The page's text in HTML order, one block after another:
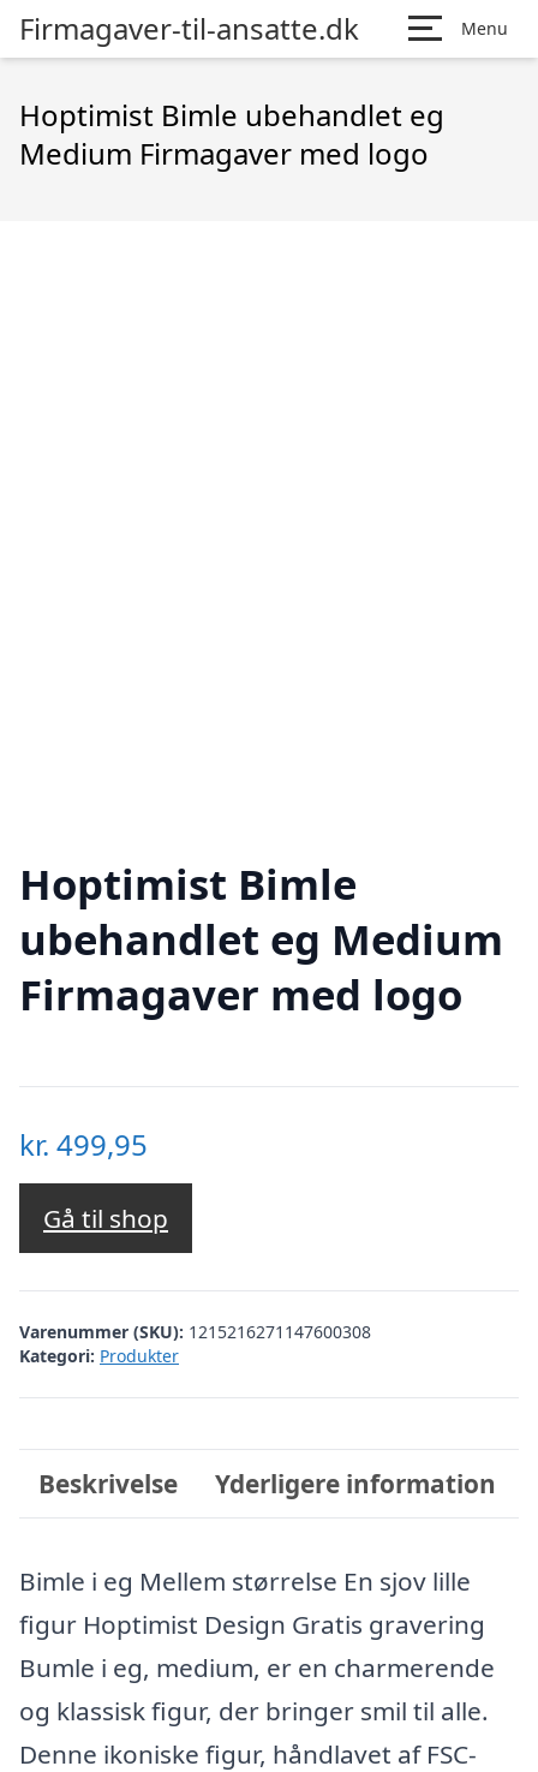
Firmagaver-til-ansatte.dk Menu
Hoptimist Bimle ubehandlet eg
Medium Firmagaver med logo
Hoptimist Bimle
ubehandlet eg Medium
Firmagaver med logo
kr. 499,95
Gå til shop
Varenummer (SKU): 1215216271147600308
Kategori: Produkter
Beskrivelse Yderligere information
Bimle i eg Mellem størrelse En sjov lille
figur Hoptimist Design Gratis gravering
Bumle i eg, medium, er en charmerende
og klassisk figur, der bringer smil til alle.
Denne ikoniske figur, håndlavet af FSC-